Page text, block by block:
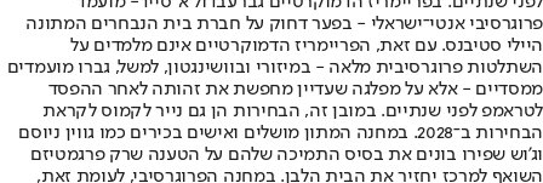
פרוגרסיבי אנטי־ישראלי - בפער דחוק על חברת בית הנבחרים המתונה
היילי סטיבנס. עם זאת, הפריימריז הדמוקרטיים אינם מלמדים על
השתלטות פרוגרסיבית מלאה - במיזורי ובוושינגטון, למשל, גברו מועמדים
ממסדיים - אלא על מפלגה שעדיין מחפשת את זהותה לאחר ההפסד
לטראמפ לפני שנתיים. במובן זה, הבחירות הן גם נייר לקמוס לקראת
הבחירות ב־2028. במחנה המתון מושלים ואישים בכירים כמו גווין ניוסם
וג'וש שפירו בונים את בסיס התמיכה שלהם על הטענה שרק פרגמטיזם
השואף למרכז יחזיר את הבית הלבן. במחנה הפרוגרסיבי, לעומת זאת,